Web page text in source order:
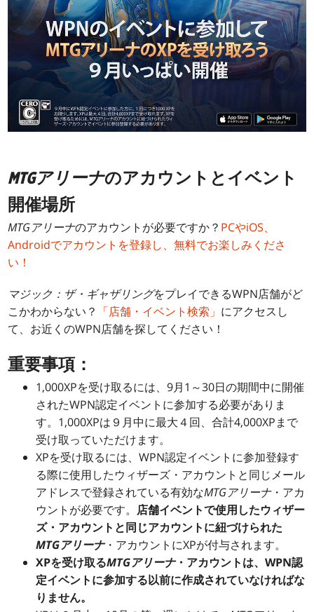
MTGアリーナのアカウントとイベント
開催場所
MTGアリーナのアカウントが必要ですか？ PCやiOS、
Androidでアカウントを登録し、無料でお楽しみくださ
い！
マジック：ザ・ギャザリングをプレイできるWPN店舗がど
こかわからない？ 「店舗・イベント検索」 にアクセスし
て、お近くのWPN店舗を探してください！
重要事項：
1,000XPを受け取るには、9月1～30日の期間中に開催
されたWPN認定イベントに参加する必要がありま
す。1,000XPは９月中に最大４回、合計4,000XPまで
受け取っていただけます。
XPを受け取るには、WPN認定イベントに参加登録す
る際に使用したウィザーズ・アカウントと同じメール
アドレスで登録されている有効なMTGアリーナ・アカ
ウントが必要です。 店舗イベントで使用したウィザー
ズ・アカウントと同じアカウントに紐づけられた
MTGアリーナ・アカウントにXPが付与されます。
XPを受け取るMTGアリーナ・アカウントは、WPN認
定イベントに参加する以前に作成されていなければな
りません。